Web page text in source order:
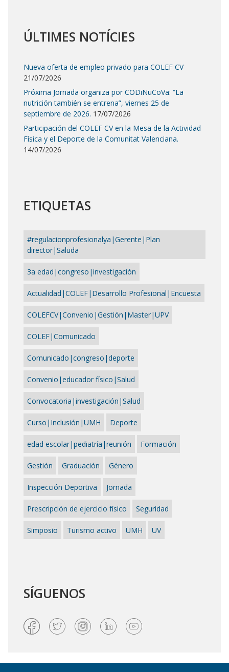
ÚLTIMES NOTÍCIES
Nueva oferta de empleo privado para COLEF CV
21/07/2026
Próxima Jornada organiza por CODiNuCoVa: “La
nutrición también se entrena”, viernes 25 de
septiembre de 2026. 17/07/2026
Participación del COLEF CV en la Mesa de la Actividad
Física y el Deporte de la Comunitat Valenciana.
14/07/2026
ETIQUETAS
#regulacionprofesionalya|Gerente|Plan
director|Saluda
3a edad|congreso|investigación
Actualidad|COLEF|Desarrollo Profesional|Encuesta
COLEFCV|Convenio|Gestión|Master|UPV
COLEF|Comunicado
Comunicado|congreso|deporte
Convenio|educador físico|Salud
Convocatoria|investigación|Salud
Curso|Inclusión|UMH Deporte
edad escolar|pediatría|reunión Formación
Gestión Graduación Género
Inspección Deportiva Jornada
Prescripción de ejercicio físico Seguridad
Simposio Turismo activo UMH UV
SÍGUENOS